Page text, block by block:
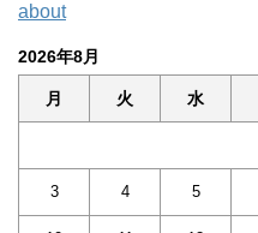
about
2026年8月
月 火 水
3 4 5